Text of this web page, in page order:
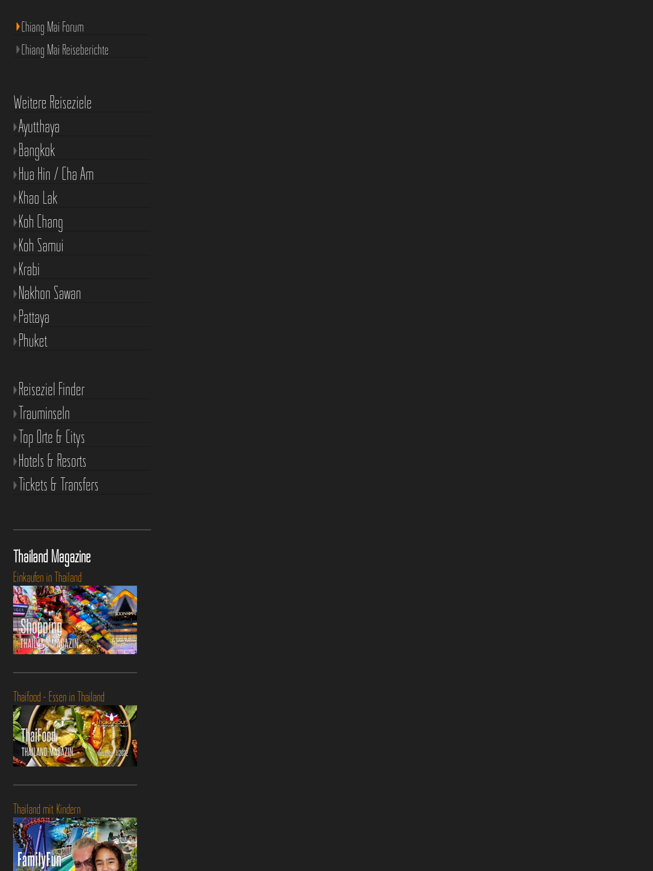
Chiang Mai Forum
Chiang Mai Reiseberichte
Weitere Reiseziele
Ayutthaya
Bangkok
Hua Hin / Cha Am
Khao Lak
Koh Chang
Koh Samui
Krabi
Nakhon Sawan
Pattaya
Phuket
Reiseziel Finder
Trauminseln
Top Orte & Citys
Hotels & Resorts
Tickets & Transfers
Thailand Magazine
Einkaufen in Thailand
Thaifood - Essen in Thailand
Thailand mit Kindern